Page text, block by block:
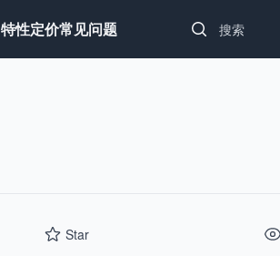
特性定价常见问题
Star